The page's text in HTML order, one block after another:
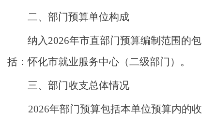
二、部门预算单位构成
纳入2026年市直部门预算编制范围的包
括：怀化市就业服务中心（二级部门）。
三、 部门收支总体情况
2026年部门预算包括本单位预算内的收